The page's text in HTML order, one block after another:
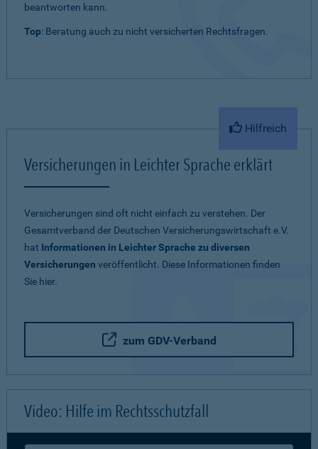
beantworten kann.
Top: Beratung auch zu nicht versicherten Rechtsfragen.
Hilfreich
Versicherungen in Leichter Sprache erklärt
Versicherungen sind oft nicht einfach zu verstehen. Der
Gesamtverband der Deutschen Versicherungswirtschaft e.V.
hat Informationen in Leichter Sprache zu diversen
Versicherungen veröffentlicht. Diese Informationen finden
Sie hier.
zum GDV-Verband
Video: Hilfe im Rechtsschutzfall